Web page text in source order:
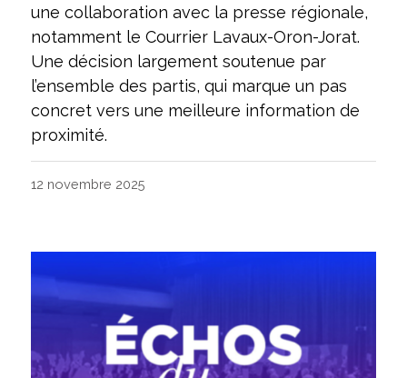
une collaboration avec la presse régionale,
notamment le Courrier Lavaux-Oron-Jorat.
Une décision largement soutenue par
l’ensemble des partis, qui marque un pas
concret vers une meilleure information de
proximité.
12 novembre 2025